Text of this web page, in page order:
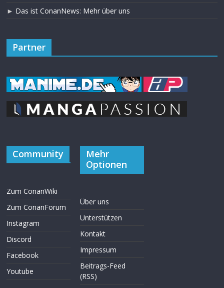
► Das ist ConanNews: Mehr über uns
Partner
Community
Zum ConanWiki
Zum ConanForum
Instagram
Discord
Facebook
Youtube
Mehr
Optionen
Über uns
Unterstützen
Kontakt
Impressum
Beitrags-Feed
(RSS)